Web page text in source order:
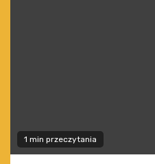
1 min przeczytania